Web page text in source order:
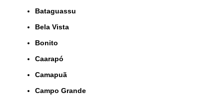
Bataguassu
Bela Vista
Bonito
Caarapó
Camapuã
Campo Grande